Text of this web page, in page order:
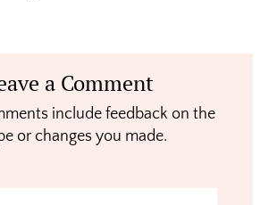
a Comment
include feedback on the
or changes you made.